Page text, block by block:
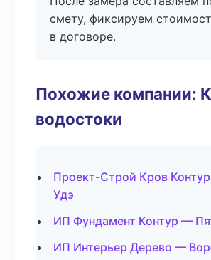
смету, фиксируем
в договоре.
Похожие компании:
водостоки
Проект-Строй Кров
Удэ
ИП Фундамент Контур —
ИП Интерьер Дерево —